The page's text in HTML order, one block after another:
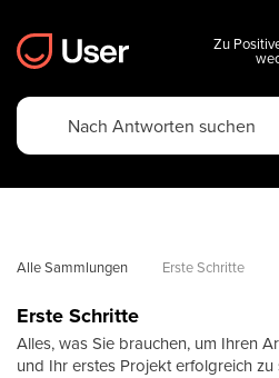
Zu
Alle Sammlungen Erste Schritte
Erste Schritte
Alles, was Sie brauchen, um Ihren
und Ihr erstes Projekt erfolgreich zu